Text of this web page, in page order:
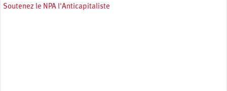
Soutenez le NPA l'Anticapitaliste